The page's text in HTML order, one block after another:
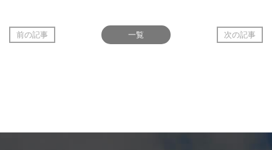
前の記事 一覧 次の記事